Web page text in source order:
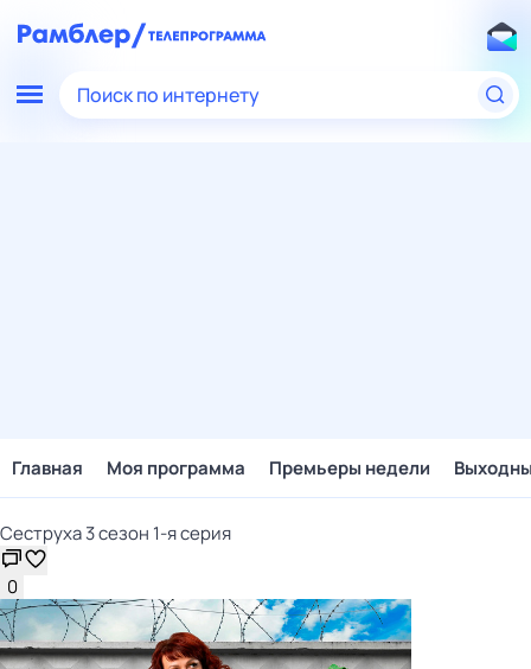
Поиск по интернету
Главная Моя программа Премьеры недели
Сеструха 3 сезон 1-я серия
0